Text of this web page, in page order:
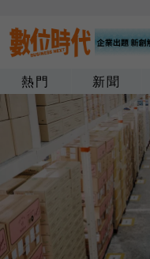
熱門 新聞